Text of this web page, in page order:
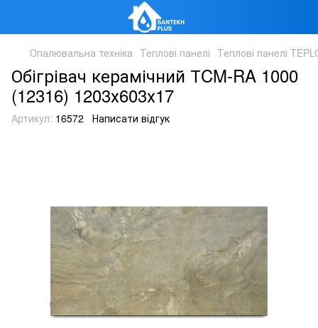
Опалювальна техніка Теплові панелі Теплові панелі
Обігрівач керамічний ТCM-RA 1000
(12316) 1203х603х17
Артикул: 16572 Написати відгук